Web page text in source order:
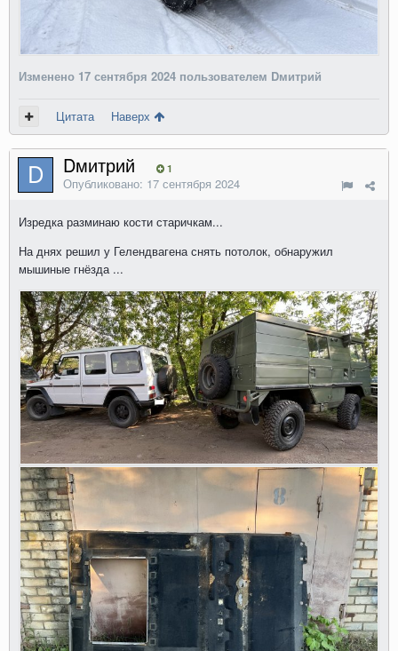
Изменено 17 сентября 2024 пользователем Dмитрий
Цитата Наверх
Dмитрий 1
Опубликовано: 17 сентября 2024
Изредка разминаю кости старичкам...
На днях решил у Гелендвагена снять потолок, обнаружил
мышиные гнёзда ...